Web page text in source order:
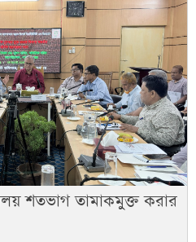
শতভাগ তামাকমুক্ত করার